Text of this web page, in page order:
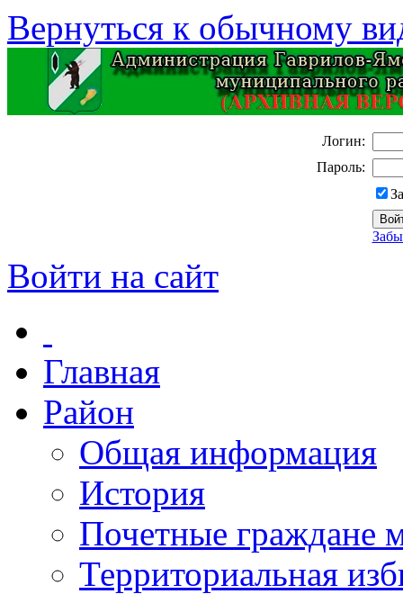
Вернуться к обычному
Логин:
Пароль:
Войти на сайт
Главная
Район
Общая информация
История
Почетные граждане
Территориальная